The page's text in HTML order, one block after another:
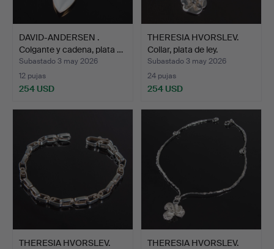
DAVID-ANDERSEN .
Colgante y cadena, plata …
Subastado 3 may 2026
12 pujas
254 USD
THERESIA HVORSLEV.
Collar, plata de ley.
Subastado 3 may 2026
24 pujas
254 USD
THERESIA HVORSLEV.
THERESIA HVORSLEV.